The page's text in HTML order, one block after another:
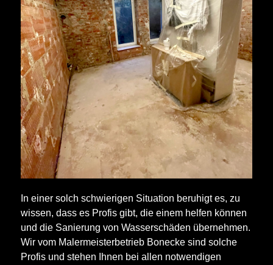
In einer solch schwierigen Situation beruhigt es, zu
wissen, dass es Profis gibt, die einem helfen können
und die Sanierung von Wasserschäden übernehmen.
Wir vom Malermeisterbetrieb Bonecke sind solche
Profis und stehen Ihnen bei allen notwendigen